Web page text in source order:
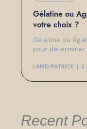
Gélatine ou
votre choix ?
Gélatine ou
pour
LAIRD PATRICE 2
Recent